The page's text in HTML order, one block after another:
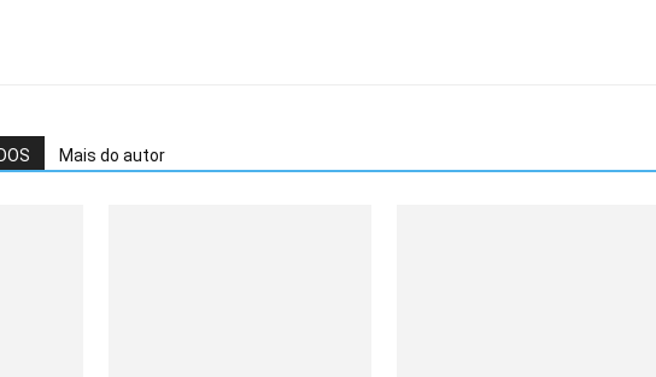
Mais do autor